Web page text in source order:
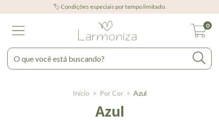
🏷️ Condições especiais por tempo limitado.
0
Início > Por Cor > Azul
Azul